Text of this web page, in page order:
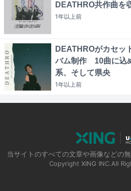
DEATHRO共作曲を
1年以上前
DEATHROがカセッ
バム制作 10曲に込
系、そして県央
1年以上前
当サイトのすべての文章や画像などの
Copyright XING INC.All